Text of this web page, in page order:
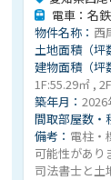
電車：名
物件名称： 西
土地面積（坪
建物面積（坪
1F:55.29㎡ ,
築年月：2026
間取部屋数・
備考： 電柱・
可能性があり
司法書士と土